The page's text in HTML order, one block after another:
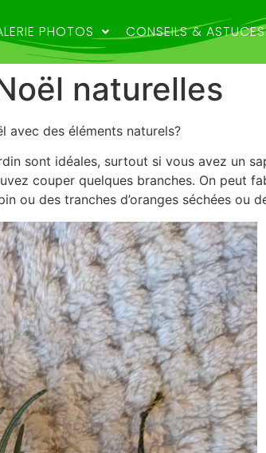
PHOTOS CONSEILS & ASTUCES
naturelles
avec des éléments naturels?
sont idéales, surtout si vous avez un
couper quelques branches. On peut
ou des tranches d’oranges séchées ou